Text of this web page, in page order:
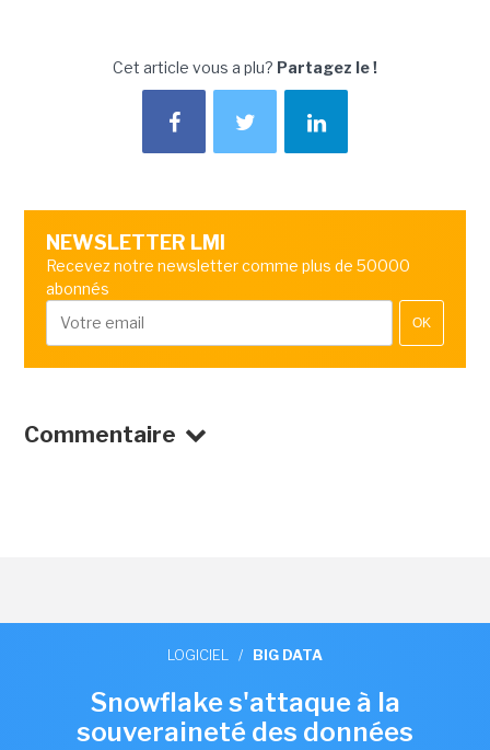
Cet article vous a plu? Partagez le !
NEWSLETTER LMI
Recevez notre newsletter comme plus de 50000
abonnés
OK
Commentaire
LOGICIEL / BIG DATA
Snowflake s'attaque à la
souveraineté des données